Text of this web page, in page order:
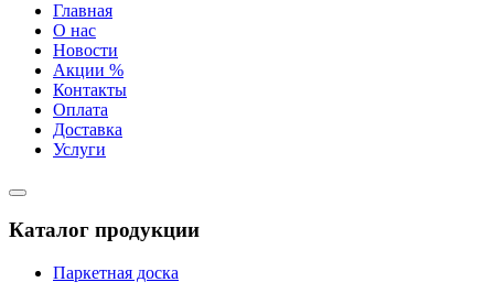
Главная
О нас
Новости
Акции %
Контакты
Оплата
Доставка
Услуги
Каталог продукции
Паркетная доска